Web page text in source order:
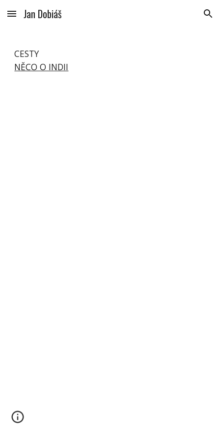
Skip to main content Skip to navigation
Jan Dobiáš
CESTY
NĚCO O INDII